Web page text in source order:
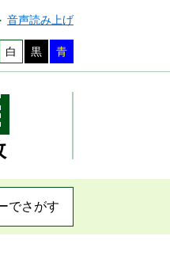
音声読み上げ
白 黒 青
でさがす